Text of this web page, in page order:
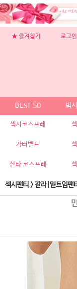
★ 즐겨찾기 로그인
BEST 50 빅
섹시코스프레
가터벨트
산타 코스프레
섹시팬티 >갈라|밑트임팬